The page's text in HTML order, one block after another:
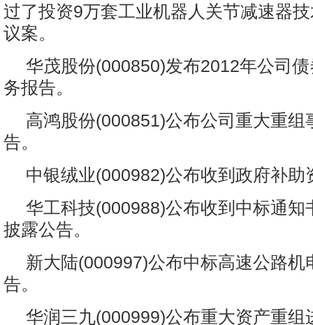
过了投资9万套工业机器人关节减速器
议案。
华茂股份(000850)发布2012年公司
务报告。
高鸿股份(000851)公布公司重大重组
告。
中银绒业(000982)公布收到政府补助
华工科技(000988)公布收到中标通知
披露公告。
新大陆(000997)公布中标高速公路机
告。
华润三九(000999)公布重大资产重组